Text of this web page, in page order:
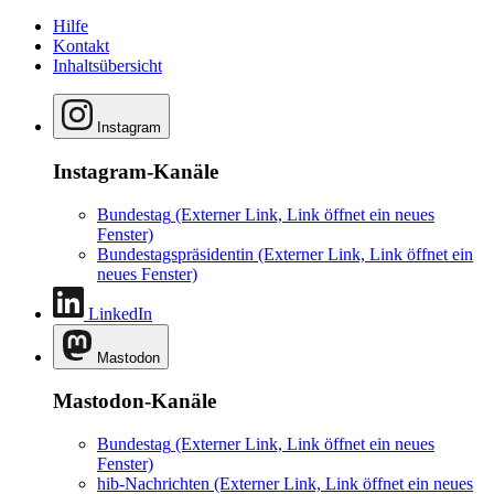
Hilfe
Kontakt
Inhaltsübersicht
Instagram
Instagram-Kanäle
Bundestag (Externer Link, Link öffnet ein neues
Fenster)
Bundestagspräsidentin (Externer Link, Link öffnet ein
neues Fenster)
LinkedIn
Mastodon
Mastodon-Kanäle
Bundestag (Externer Link, Link öffnet ein neues
Fenster)
hib-Nachrichten (Externer Link, Link öffnet ein neues